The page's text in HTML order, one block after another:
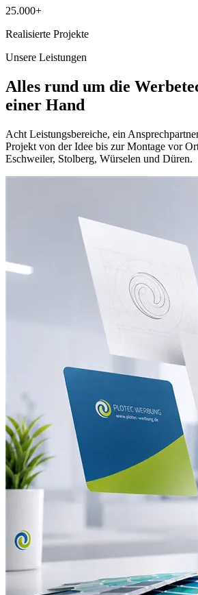
25.000+
Realisierte Projekte
Unsere Leistungen
Alles rund um die
einer Hand
Acht Leistungsbereiche, ein
Projekt von der Idee bis zur Montage vor
Eschweiler, Stolberg, Würselen und Düren.